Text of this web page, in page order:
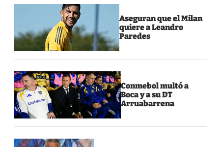
Aseguran que el Milan
quiere a Leandro
Paredes
Conmebol multó a
Boca y a su DT
Arruabarrena